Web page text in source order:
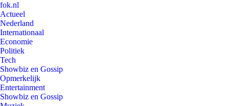
fok.nl
Actueel
Nederland
Internationaal
Economie
Politiek
Tech
Showbiz en Gossip
Opmerkelijk
Entertainment
Showbiz en Gossip